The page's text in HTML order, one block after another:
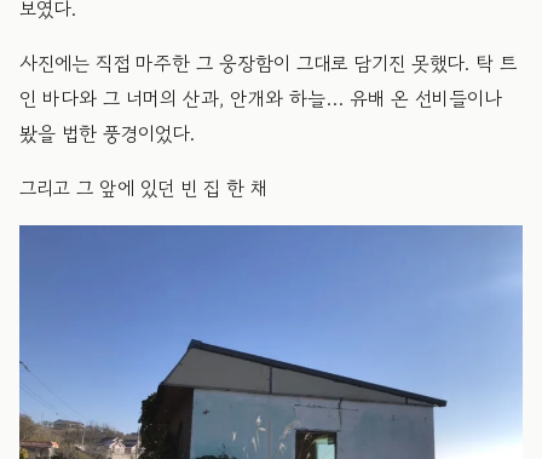
보였다.
사진에는 직접 마주한 그 웅장함이 그대로 담기진 못했다. 탁 트
인 바다와 그 너머의 산과, 안개와 하늘… 유배 온 선비들이나
봤을 법한 풍경이었다.
그리고 그 앞에 있던 빈 집 한 채